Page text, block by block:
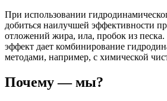
При использовании
добиться наилучшей эффективности
отложений жира, ила, пробок из
эффект дает комбинирование
методами, например, с химической
Почему — мы?